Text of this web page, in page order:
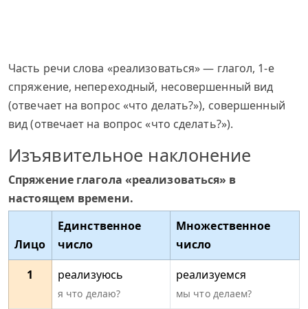
Часть речи слова «реализоваться» — глагол, 1-е
спряжение, непереходный, несовершенный вид
(отвечает на вопрос «что делать?»), совершенный
вид (отвечает на вопрос «что сделать?»).
Изъявительное наклонение
Спряжение глагола «реализоваться» в
настоящем времени.
Лицо
Единственное
число
Множественное
число
1
реализуюсь
я что делаю?
реализуемся
мы что делаем?